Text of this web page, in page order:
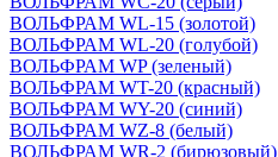
ВОЛЬФРАМ WL-15 (золотой)
ВОЛЬФРАМ WL-20 (голубой)
ВОЛЬФРАМ WP (зеленый)
ВОЛЬФРАМ WT-20 (красный)
ВОЛЬФРАМ WY-20 (синий)
ВОЛЬФРАМ WZ-8 (белый)
ВОЛЬФРАМ WR-2 (бирюзовый)